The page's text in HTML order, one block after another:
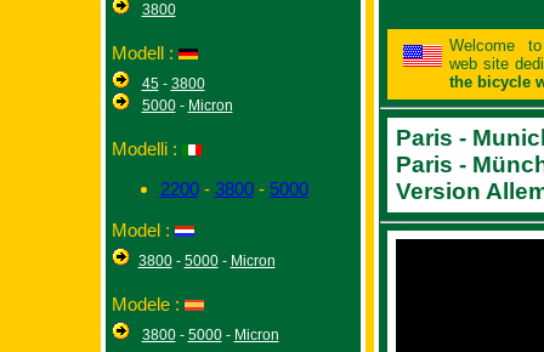
3800
Modell :
45- 3800
5000- Micron
Modelli :
2200- 3800- 5000
Model :
3800- 5000- Micron
Modele :
3800- 5000- Micron
Welcome
web site
the bicycle
Paris -
Paris -
Version